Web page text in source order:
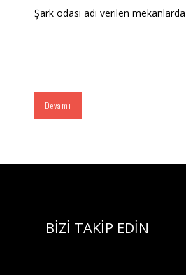
Şark odası adı verilen
Devamı
BİZİ TAKİP EDİN